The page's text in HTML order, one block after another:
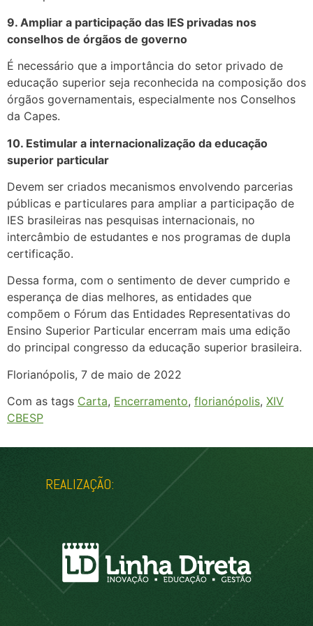
9. Ampliar a participação das IES privadas nos
conselhos de órgãos de governo
É necessário que a importância do setor privado de
educação superior seja reconhecida na composição dos
órgãos governamentais, especialmente nos Conselhos
da Capes.
10. Estimular a internacionalização da educação
superior particular
Devem ser criados mecanismos envolvendo parcerias
públicas e particulares para ampliar a participação de
IES brasileiras nas pesquisas internacionais, no
intercâmbio de estudantes e nos programas de dupla
certificação.
Dessa forma, com o sentimento de dever cumprido e
esperança de dias melhores, as entidades que
compõem o Fórum das Entidades Representativas do
Ensino Superior Particular encerram mais uma edição
do principal congresso da educação superior brasileira.
Florianópolis, 7 de maio de 2022
Com as tags Carta, Encerramento, florianópolis, XIV
CBESP
REALIZAÇÃO: